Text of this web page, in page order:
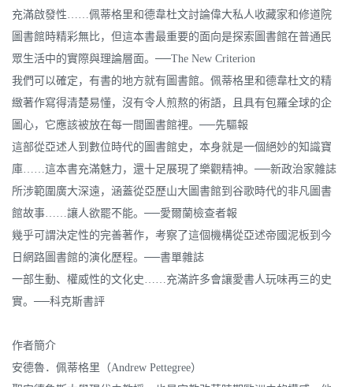
充滿啟發性……佩蒂格里和德韋杜文討論偉大私人收藏家和修道院
圖書館時精彩無比，但這本書最重要的面向是探索圖書館在普通民
眾生活中的實際與理論層面。──The New Criterion
我們可以確定，有書的地方就有圖書館。佩蒂格里和德韋杜文的精
緻著作寫得清楚易懂，沒有令人煎熬的術語，且具有包羅全球的企
圖心，它應該被放在每一間圖書館裡。──先驅報
這部從亞述人到數位時代的圖書館史，本身就是一個絕妙的知識寶
庫……這本書充滿魅力，還十足展現了樂觀精神。──新政治家雜誌
所涉範圍廣大深遠，涵蓋從亞歷山大圖書館到谷歌時代的非凡圖書
館故事……讓人欲罷不能。──愛爾蘭檢查者報
幾乎可謂決定性的完善著作，考察了這個機構從亞述帝國泥板到今
日網路圖書館的演化歷程。──書單雜誌
一部生動、權威性的文化史……充滿許多會讓愛書人玩味再三的史
實。──科克斯書評
作者簡介
安德魯．佩蒂格里（Andrew Pettegree）